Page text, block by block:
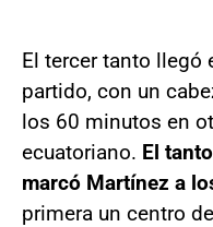
El tercer tanto llegó
partido, con un
los 60 minutos en
ecuatoriano. El
marcó Martínez a
primera un centro